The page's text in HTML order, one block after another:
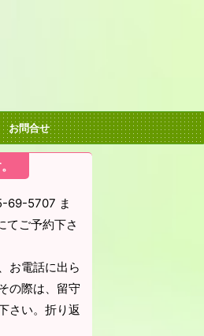
お問合せ
69-5707 ま
ご予約下さ
お電話に出ら
の際は、留守
さい。折り返